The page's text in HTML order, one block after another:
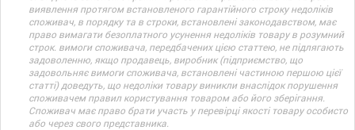
виявлення протягом встановленого гарантійного строку недоліків
споживач, в порядку та в строки, встановлені законодавством, має
право вимагати безоплатного усунення недоліків товару в розумний
строк. вимоги споживача, передбачених цією статтею, не підлягають
задоволенню, якщо продавець, виробник (підприємство, що
задовольняє вимоги споживача, встановлені частиною першою цієї
статті) доведуть, що недоліки товару виникли внаслідок порушення
споживачем правил користування товаром або його зберігання.
Споживач має право брати участь у перевірці якості товару особисто
або через свого представника.